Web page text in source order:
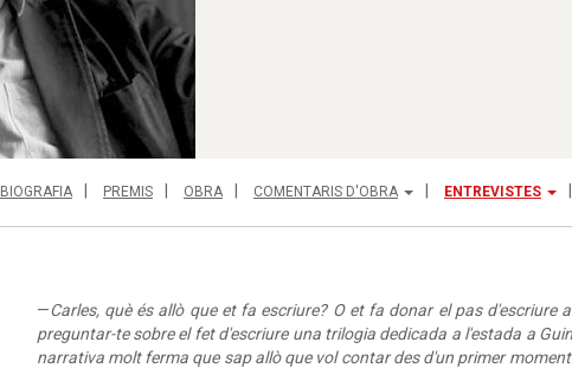
BIOGRAFIA PREMIS OBRA COMENTARIS D'OBRA ENTREVISTES
—Carles, què és allò que et fa escriure? O et fa donar el pas d'escriure
preguntar-te sobre el fet d'escriure una trilogia dedicada a l'estada a
narrativa molt ferma que sap allò que vol contar des d'un primer